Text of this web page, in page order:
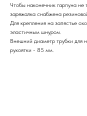
Чтобы наконечник гарпуна не
заряжалка снабжена
Для крепления на запястье
эластичным шнуром.
Внешний диаметр трубки
рукоятки - 85 мм.